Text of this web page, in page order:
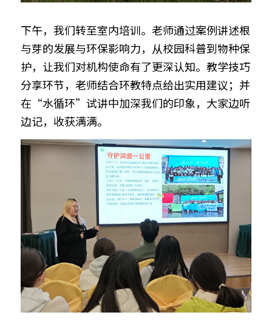
下午，我们转至室内培训。老师通过案例讲述根
与芽的发展与环保影响力，从校园科普到物种保
护，让我们对机构使命有了更深认知。教学技巧
分享环节，老师结合环教特点给出实用建议；并
在“水循环”试讲中加深我们的印象，大家边听
边记，收获满满。